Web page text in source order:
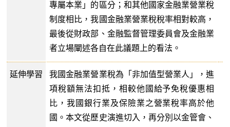
專屬本業」的區分；和其他國家金融業營業稅
制度相比，我國金融業營業稅稅率相對較高，
最後從財政部、金融監督管理委員會及金融業
者立場闡述各自在此議題上的看法。
延伸學習
我國金融業營業稅為「非加值型營業人」，進
項稅額無法扣抵，相較他國給予免稅優惠相
比，我國銀行業及保險業之營業稅率高於他
國。本文從歷史演進切入，再分別以金管會、